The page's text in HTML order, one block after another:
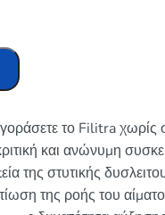
το Filitra
και ανώνυμη
της στυτικής
της ροής του